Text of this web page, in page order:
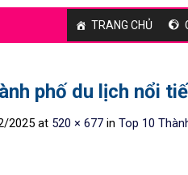
TRANG CHỦ
phố du lịch nổi
2025 at 520 × 677 in Top 10